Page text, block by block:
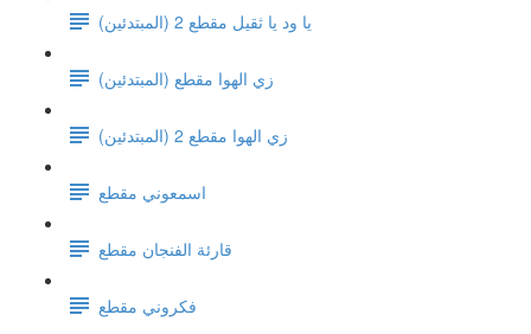
يا ود يا ثقيل مقطع 2 (المبتدئين)
زي الهوا مقطع (المبتدئين)
زي الهوا مقطع 2 (المبتدئين)
اسمعوني مقطع
قارئة الفنجان مقطع
فكروني مقطع